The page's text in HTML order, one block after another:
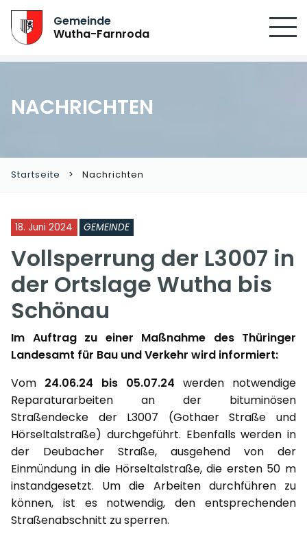
Gemeinde
Wutha-Farnroda
NACHRICHTEN
Startseite Nachrichten
18. Juni 2024 GEMEINDE
Vollsperrung der L3007 in
der Ortslage Wutha bis
Schönau
Im Auftrag zu einer Maßnahme des Thüringer
Landesamt für Bau und Verkehr wird informiert:
Vom 24.06.24 bis 05.07.24 werden notwendige
Reparaturarbeiten an der bituminösen
Straßendecke der L3007 (Gothaer Straße und
Hörseltalstraße) durchgeführt. Ebenfalls werden in
der Deubacher Straße, ausgehend von der
Einmündung in die Hörseltalstraße, die ersten 50 m
instandgesetzt. Um die Arbeiten durchführen zu
können, ist es notwendig, den entsprechenden
Straßenabschnitt zu sperren.